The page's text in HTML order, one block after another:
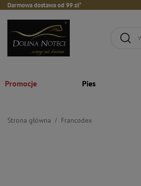
Darmowa dostawa od 99 zł*
Promocje Pies
Strona główna Francodex